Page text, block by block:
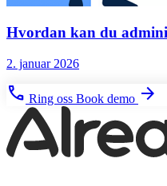
Hvordan kan du
2. januar 2026
phone Ring oss Book demo arrow_forward